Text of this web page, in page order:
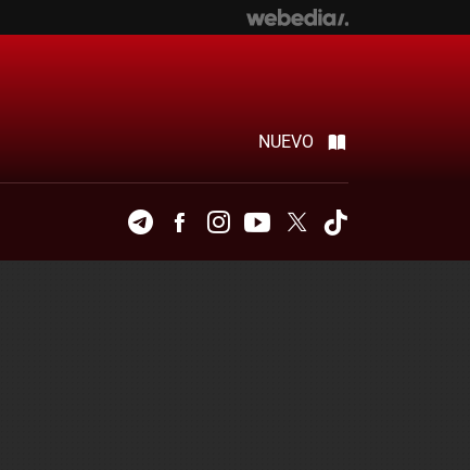
NUEVO
TelegramFacebookInstagramYoutubeTwitter